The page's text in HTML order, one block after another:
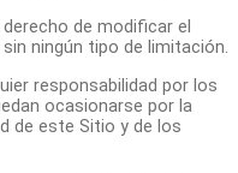
derecho de modificar el
ningún tipo de limitación.
responsabilidad por los
ocasionarse por la
de este Sitio y de los